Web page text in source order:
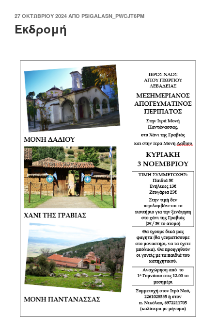
ΔΗΜΟΣΙΕΎΤΗΚΕ
ΣΤΙΣ
27 ΟΚΤΩΒΡΊΟΥ 2024 ΑΠΌ PSIGALASN_PWCJT6PM
Εκδρομή